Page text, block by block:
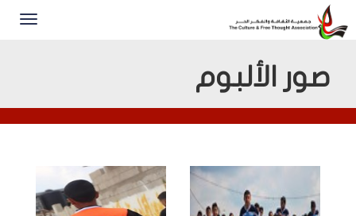
صور الألبوم